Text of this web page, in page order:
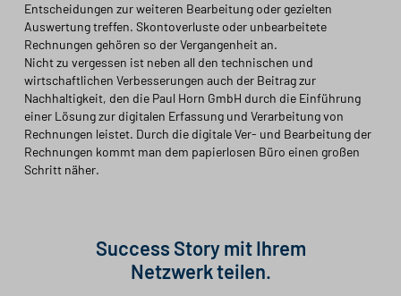
Entscheidungen zur weiteren Bearbeitung oder gezielten
Auswertung treffen. Skontoverluste oder unbearbeitete
Rechnungen gehören so der Vergangenheit an.
Nicht zu vergessen ist neben all den technischen und
wirtschaftlichen Verbesserungen auch der Beitrag zur
Nachhaltigkeit, den die Paul Horn GmbH durch die Einführung
einer Lösung zur digitalen Erfassung und Verarbeitung von
Rechnungen leistet. Durch die digitale Ver- und Bearbeitung der
Rechnungen kommt man dem papierlosen Büro einen großen
Schritt näher.
Success Story mit Ihrem
Netzwerk teilen.